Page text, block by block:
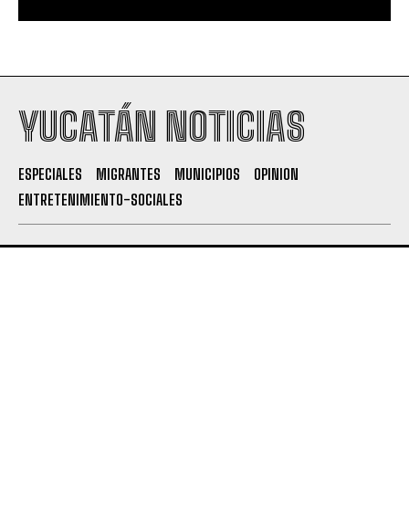
YUCATÁN NOTICIAS
ESPECIALES MIGRANTES MUNICIPIOS
OPINION
ENTRETENIMIENTO-SOCIALES